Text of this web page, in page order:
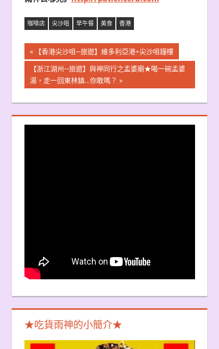
咖啡店 尖沙咀 早午餐 美食 香港
文
章
導
覽
Previous
Post:
【香港尖沙咀─旅遊】維多利亞港+尖沙咀鐘樓
Next
Post:
【浙江湖州─旅遊】與神同行之孟婆廟★喝一碗孟婆
湯，走一回東林鎮…你敢嗎？
★吃貨雨神的小簡介★